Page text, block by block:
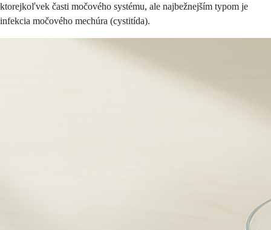
ktorejkoľvek časti močového systému, ale najbežnejším typom je
infekcia močového mechúra (cystitída).